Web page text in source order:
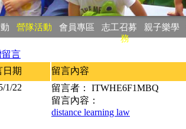
營隊活動 會員專區 志工召募 親子樂學
務
留言
日期
留言內容
1/22
留言者： ITWHE6F1MBQ
留言內容：
distance learning law